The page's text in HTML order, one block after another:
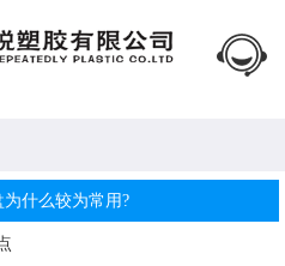
为什么较为常用?